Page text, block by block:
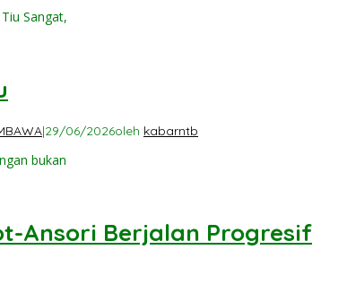
Sangat,
|29/06/2026oleh kabarntb
bukan
Ansori Berjalan Progresif